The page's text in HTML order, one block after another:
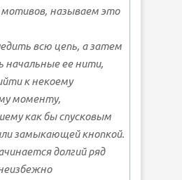
называем это
всю цепь, а затем
начальные ее нити,
к некоему
моменту,
как бы спусковым
замыкающей кнопкой.
долгий ряд